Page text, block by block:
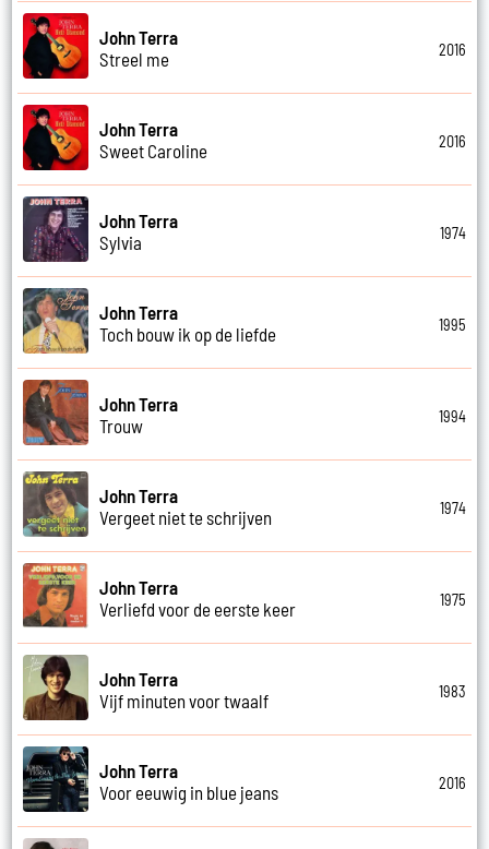
John Terra
Streel me
2016
John Terra
Sweet Caroline
2016
John Terra
Sylvia
1974
John Terra
Toch bouw ik op de liefde
1995
John Terra
Trouw
1994
John Terra
Vergeet niet te schrijven
1974
John Terra
Verliefd voor de eerste keer
1975
John Terra
Vijf minuten voor twaalf
1983
John Terra
Voor eeuwig in blue jeans
2016